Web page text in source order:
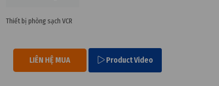
Thiết bị phòng sạch VCR
LIÊN HỆ MUA Product Video